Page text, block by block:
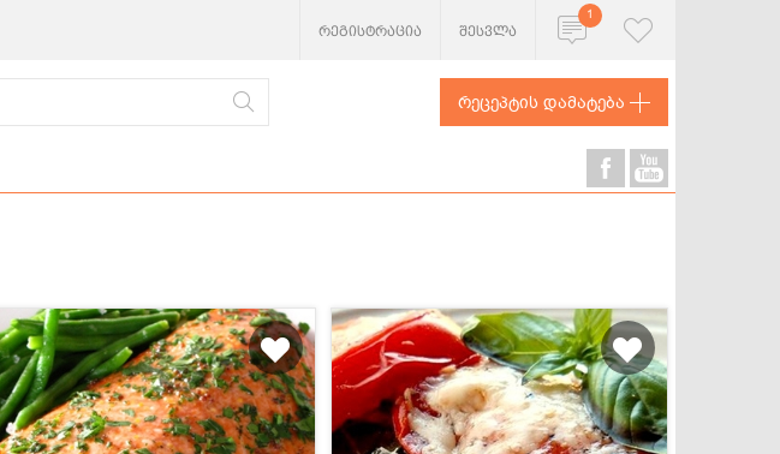
რეგისტრაცია შესვლა
1
რეცეპტის დამატება
ცომეული ხორცეული
თევზი და
ზღვის
პროდუქტები